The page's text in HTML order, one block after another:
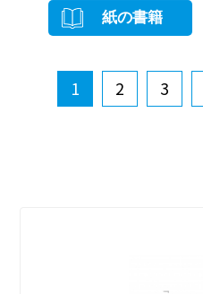
紙の書籍
1 2 3